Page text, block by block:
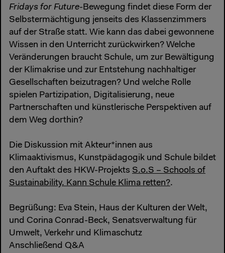
Fridays for Future-Bewegung findet diese Form der
Selbstermächtigung jenseits des Klassenzimmers
auf der Straße statt. Wie kann das dabei gewonnene
Wissen in den Unterricht zurückwirken? Welche
Veränderungen braucht Schule, um zur Bewältigung
der Klimakrise und zur Entstehung nachhaltiger
Gesellschaften beizutragen? Und welche Rolle
spielen Partizipation, Digitalisierung, neue
Partnerschaften und künstlerische Perspektiven auf
dem Weg dorthin?
Die Diskussion mit Akteur*innen aus
Klimaaktivismus, Kunstpädagogik und Schule bildet
den Auftakt des HKW-Projekts S.o.S – Schools of
Sustainability. Kann Schule Klima retten?.
Begrüßung: Eva Stein, Haus der Kulturen der Welt,
und Corina Conrad-Beck, Senatsverwaltung für
Umwelt, Verkehr und Klimaschutz
Anschließend Q&A